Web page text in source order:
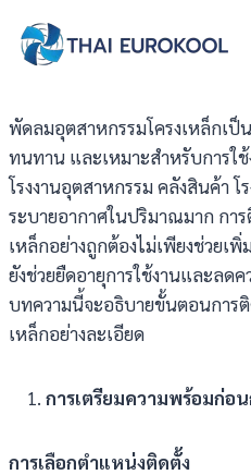
content
พัดลมอุตสาหกรรมโครงเหล็กเ
ทนทาน และเหมาะสำหรับการใ
โรงงานอุตสาหกรรม คลังสินค้า
ระบายอากาศในปริมาณมาก กา
เหล็กอย่างถูกต้องไม่เพียงช่วยเ
ยังช่วยยืดอายุการใช้งานและลด
บทความนี้จะอธิบายขั้นตอนการ
เหล็กอย่างละเอียด
การเตรียมความพร้อมก่อ
การเลือกตำแหน่งติดตั้ง